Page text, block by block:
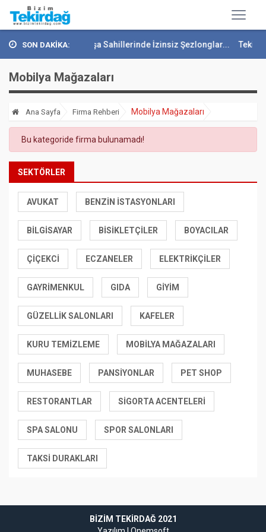
SON DAKİKA:
9. Sı... Süleymanpaşa Sahillerinde İzinsiz Şezlonglar...
Mobilya Mağazaları
Ana Sayfa Firma Rehberi Mobilya Mağazaları
Bu kategoride firma bulunamadı!
SEKTÖRLER
AVUKAT BENZIN İSTASYONLARI
BILGISAYAR BISIKLETÇILER BOYACILAR
ÇIÇEKCI ECZANELER ELEKTRIKÇILER
GAYRIMENKUL GIDA GIYIM
GÜZELLIK SALONLARI KAFELER
KURU TEMIZLEME MOBILYA MAĞAZALARI
MUHASEBE PANSIYONLAR PET SHOP
RESTORANTLAR SIGORTA ACENTELERI
SPA SALONU SPOR SALONLARI
TAKSI DURAKLARI
BIZIM TEKIRDAĞ 2021